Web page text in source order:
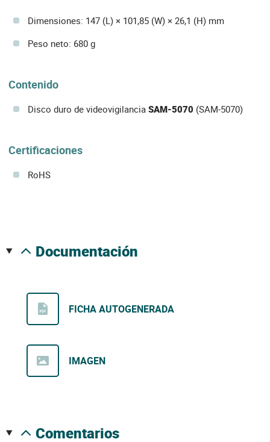
Dimensiones: 147 (L) × 101,85 (W) × 26,1 (H) mm
Peso neto: 680 g
Contenido
Disco duro de videovigilancia SAM-5070 (SAM-5070)
Certificaciones
RoHS
documentación
FICHA AUTOGENERADA
IMAGEN
comentarios